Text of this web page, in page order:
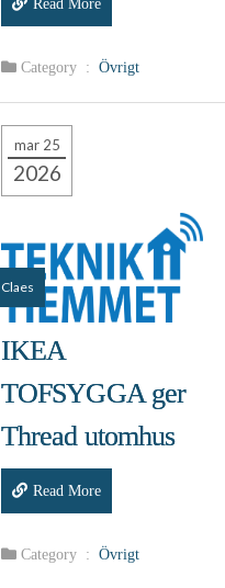
Read More
Category : Övrigt
mar 25
2026
Claes
IKEA
TOFSYGGA ger
Thread utomhus
Read More
Category : Övrigt